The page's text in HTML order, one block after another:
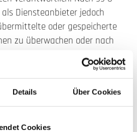
Details Über Cookies
Cookies
als Diensteanbieter jedoch
oder gespeicherte
zu überwachen oder nach
hinweisen.
Entfernung oder Sperrung
nach den
bleiben hiervon unberührt.
Haftung ist jedoch erst ab